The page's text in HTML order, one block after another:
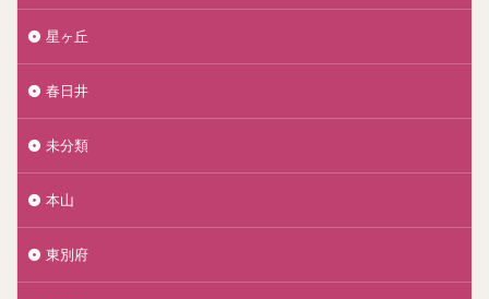
星ヶ丘
春日井
未分類
本山
東別府